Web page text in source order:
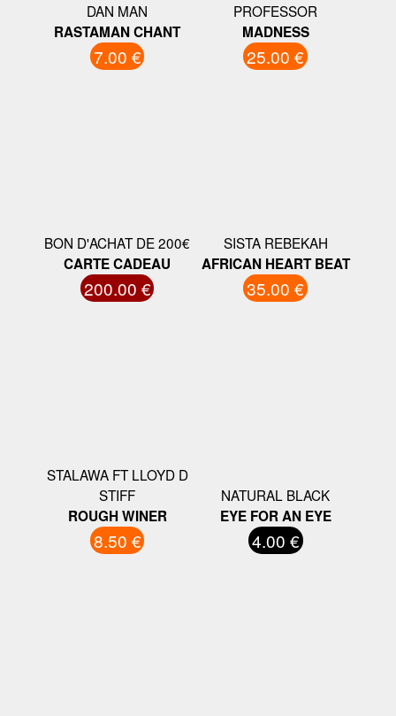
DAN MAN
RASTAMAN CHANT
7.00 €
PROFESSOR
MADNESS
25.00 €
BON D'ACHAT DE 200€
CARTE CADEAU
200.00 €
SISTA REBEKAH
AFRICAN HEART BEAT
35.00 €
STALAWA FT LLOYD D
STIFF
ROUGH WINER
8.50 €
NATURAL BLACK
EYE FOR AN EYE
4.00 €